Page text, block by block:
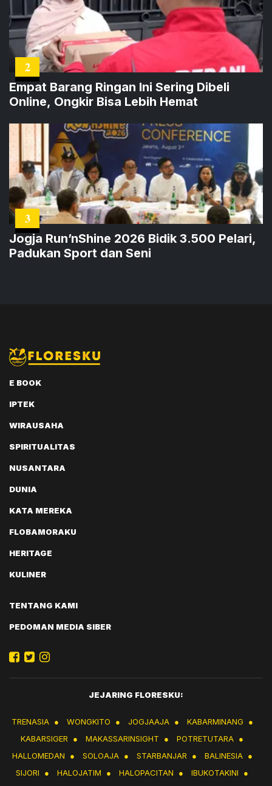
2
Empat Barang Ringan Ini Sering Dibeli
Online, Ongkir Bisa Lebih Hemat
3
Jogja Run’nShine 2026 Bidik 3.500 Pelari,
Padukan Sport dan Seni
E BOOK
IPTEK
WIRAUSAHA
SPIRITUALITAS
NUSANTARA
DUNIA
KATA MEREKA
FLOBAMORAKU
HERITAGE
KULINER
TENTANG KAMI
PEDOMAN MEDIA SIBER
JEJARING FLORESKU:
TRENASIA ● WONGKITO ● JOGJAAJA ● KABARMINANG
●
KABARSIGER ● MAKASSARINSIGHT ● POTRETUTARA ●
HALLOMEDAN
● SOLOAJA ● STARBANJAR ● BALINESIA ●
SIJORI
● HALOJATIM ● HALOPACITAN ● IBUKOTAKINI
●